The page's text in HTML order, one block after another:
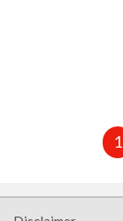
1